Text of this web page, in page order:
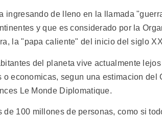
ingresando de lleno en la llamada
y que es considerado por la
la "papa caliente" del inicio del siglo
del planeta vive actualmente
o economicas, segun una estimacion
Le Monde Diplomatique.
de 100 millones de personas, como si